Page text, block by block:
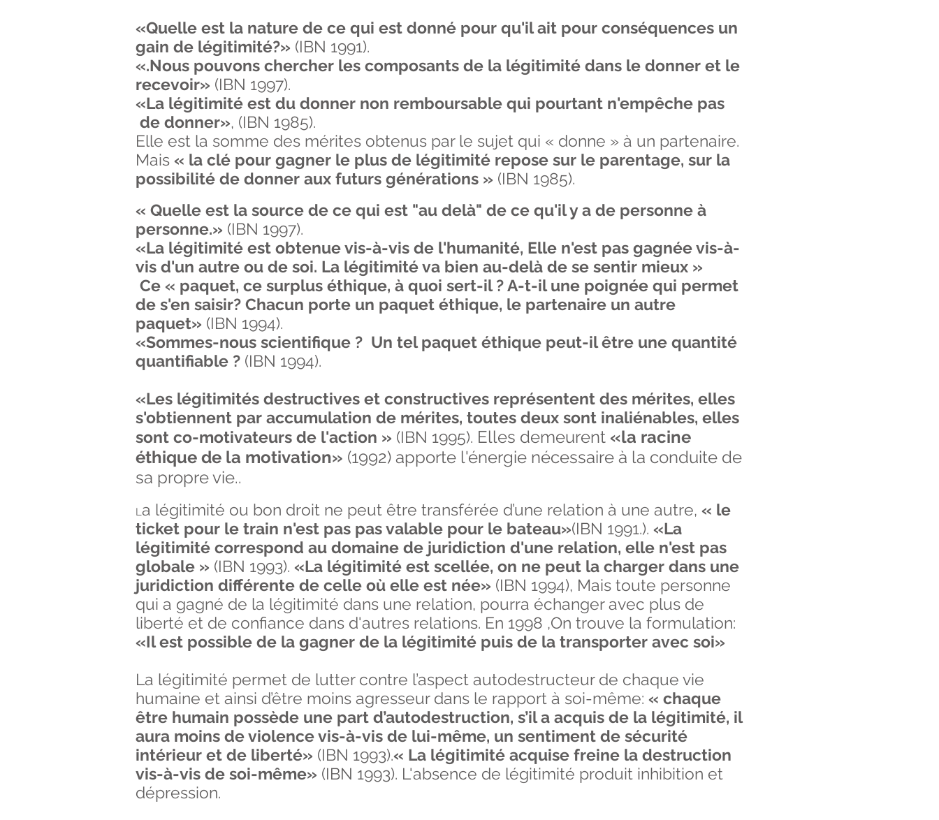
«Quelle est la nature de ce qui est donné pour qu'il ait pour conséquences un
gain de légitimité?» (IBN 1991).
«.Nous pouvons chercher les composants de la légitimité dans le donner et le
recevoir» (IBN 1997).
«La légitimité est du donner non remboursable qui pourtant n'empêche pas
de donner», (IBN 1985).
Elle est la somme des mérites obtenus par le sujet qui « donne » à un partenaire.
Mais « la clé pour gagner le plus de légitimité repose sur le parentage, sur la
possibilité de donner aux futurs générations » (IBN 1985).
« Quelle est la source de ce qui est "au delà" de ce qu'il y a de personne à
personne.» (IBN 1997).
«La légitimité est obtenue vis-à-vis de l'humanité, Elle n'est pas gagnée vis-à-
vis d'un autre ou de soi. La légitimité va bien au-delà de se sentir mieux »
Ce « paquet, ce surplus éthique, à quoi sert-il ? A-t-il une poignée qui permet
de s'en saisir? Chacun porte un paquet éthique, le partenaire un autre
paquet» (IBN 1994).
«Sommes-nous scientifique ? Un tel paquet éthique peut-il être une quantité
quantifiable ? (IBN 1994).
«Les légitimités destructives et constructives représentent des mérites, elles
s'obtiennent par accumulation de mérites, toutes deux sont inaliénables, elles
sont co-motivateurs de l'action » (IBN 1995). Elles demeurent «la racine
éthique de la motivation» (1992) apporte l'énergie nécessaire à la conduite de
sa propre vie..
La légitimité ou bon droit ne peut être transférée d’une relation à une autre, « le
ticket pour le train n'est pas pas valable pour le bateau»(IBN 1991.). «La
légitimité correspond au domaine de juridiction d'une relation, elle n'est pas
globale » (IBN 1993). «La légitimité est scellée, on ne peut la charger dans une
juridiction différente de celle où elle est née» (IBN 1994), Mais toute personne
qui a gagné de la légitimité dans une relation, pourra échanger avec plus de
liberté et de confiance dans d'autres relations. En 1998 ,On trouve la formulation:
«Il est possible de la gagner de la légitimité puis de la transporter avec soi»
La légitimité permet de lutter contre l’aspect autodestructeur de chaque vie
humaine et ainsi d’être moins agresseur dans le rapport à soi-même: « chaque
être humain possède une part d’autodestruction, s’il a acquis de la légitimité, il
aura moins de violence vis-à-vis de lui-même, un sentiment de sécurité
intérieur et de liberté» (IBN 1993).« La légitimité acquise freine la destruction
vis-à-vis de soi-même» (IBN 1993). L'absence de légitimité produit inhibition et
dépression.